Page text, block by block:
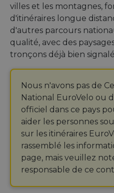
villes et les montagnes,
d'itinéraires longue
d'autres parcours
qualité, avec des
tronçons déjà bien
Nous n'avons pas de
National EuroVelo ou
officiel dans ce pays
aider les personnes
sur les itinéraires
rassemblé les
page, mais veuillez
responsable de ce